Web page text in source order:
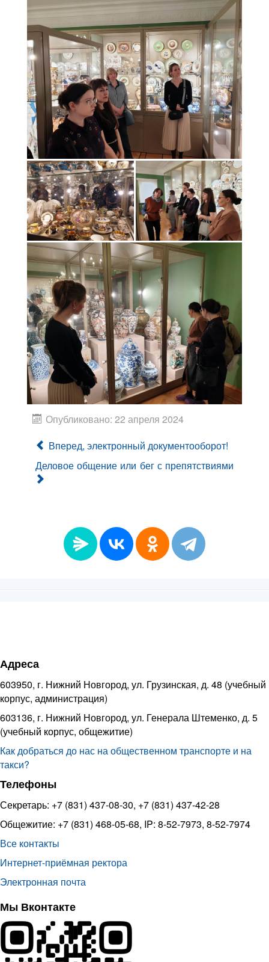
Опубликовано: 22 апреля 2024
Вперед, электронный документооборот!
Деловое общение или бег с препятствиями
Адреса
603950, г. Нижний Новгород, ул. Грузинская, д. 48 (учебный
корпус, администрация)
603136, г. Нижний Новгород, ул. Генерала Штеменко, д. 5
(учебный корпус, общежитие)
Как добраться до нас на общественном транспорте и на
такси?
Телефоны
Секретарь: +7 (831) 437-08-30, +7 (831) 437-42-28
Общежитие: +7 (831) 468-05-68, IP: 8-52-7973, 8-52-7974
Все контакты
Интернет-приёмная ректора
Электронная почта
Мы Вконтакте